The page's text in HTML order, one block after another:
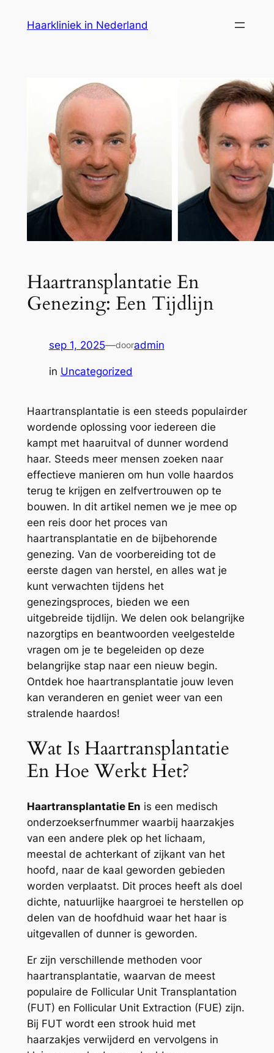
Haarkliniek in Nederland
Haartransplantatie En
Genezing: Een Tijdlijn
sep 1, 2025—dooradmin
in Uncategorized
Haartransplantatie is een steeds populairder
wordende oplossing voor iedereen die
kampt met haaruitval of dunner wordend
haar. Steeds meer mensen zoeken naar
effectieve manieren om hun volle haardos
terug te krijgen en zelfvertrouwen op te
bouwen. In dit artikel nemen we je mee op
een reis door het proces van
haartransplantatie en de bijbehorende
genezing. Van de voorbereiding tot de
eerste dagen van herstel, en alles wat je
kunt verwachten tijdens het
genezingsproces, bieden we een
uitgebreide tijdlijn. We delen ook belangrijke
nazorgtips en beantwoorden veelgestelde
vragen om je te begeleiden op deze
belangrijke stap naar een nieuw begin.
Ontdek hoe haartransplantatie jouw leven
kan veranderen en geniet weer van een
stralende haardos!
Wat Is Haartransplantatie
En Hoe Werkt Het?
Haartransplantatie En is een medisch
onderzoekserfnummer waarbij haarzakjes
van een andere plek op het lichaam,
meestal de achterkant of zijkant van het
hoofd, naar de kaal geworden gebieden
worden verplaatst. Dit proces heeft als doel
dichte, natuurlijke haargroei te herstellen op
delen van de hoofdhuid waar het haar is
uitgevallen of dunner is geworden.
Er zijn verschillende methoden voor
haartransplantatie, waarvan de meest
populaire de Follicular Unit Transplantation
(FUT) en Follicular Unit Extraction (FUE) zijn.
Bij FUT wordt een strook huid met
haarzakjes verwijderd en vervolgens in